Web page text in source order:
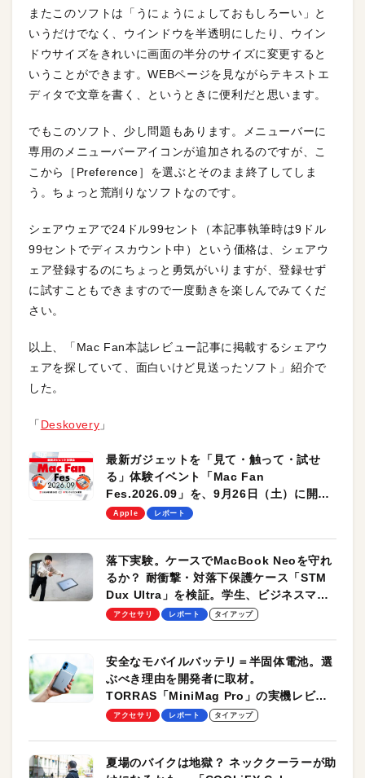
またこのソフトは「うにょうにょしておもしろーい」と
いうだけでなく、ウインドウを半透明にしたり、ウイン
ドウサイズをきれいに画面の半分のサイズに変更すると
いうことができます。WEBページを見ながらテキストエ
ディタで文章を書く、というときに便利だと思います。
でもこのソフト、少し問題もあります。メニューバーに
専用のメニューバーアイコンが追加されるのですが、こ
こから［Preference］を選ぶとそのまま終了してしま
う。ちょっと荒削りなソフトなのです。
シェアウェアで24ドル99セント（本記事執筆時は9ドル
99セントでディスカウント中）という価格は、シェアウ
ェア登録するのにちょっと勇気がいりますが、登録せず
に試すこともできますので一度動きを楽しんでみてくだ
さい。
以上、「Mac Fan本誌レビュー記事に掲載するシェアウ
ェアを探していて、面白いけど見送ったソフト」紹介で
した。
「 Deskovery 」
最新ガジェットを「見て・触って・試せ
る」体験イベント「Mac Fan
Fes.2026.09」を、9月26日（土）に開催
します！
Apple レポート
落下実験。ケースでMacBook Neoを守れ
るか？ 耐衝撃・対落下保護ケース「STM
Dux Ultra」を検証。学生、ビジネスマン
のモバイルユースに最適！
アクセサリ レポート タイアップ
安全なモバイルバッテリ＝半固体電池。選
ぶべき理由を開発者に取材。
TORRAS「MiniMag Pro」の実機レビュ
ーも
アクセサリ レポート タイアップ
夏場のバイクは地獄？ ネッククーラーが助